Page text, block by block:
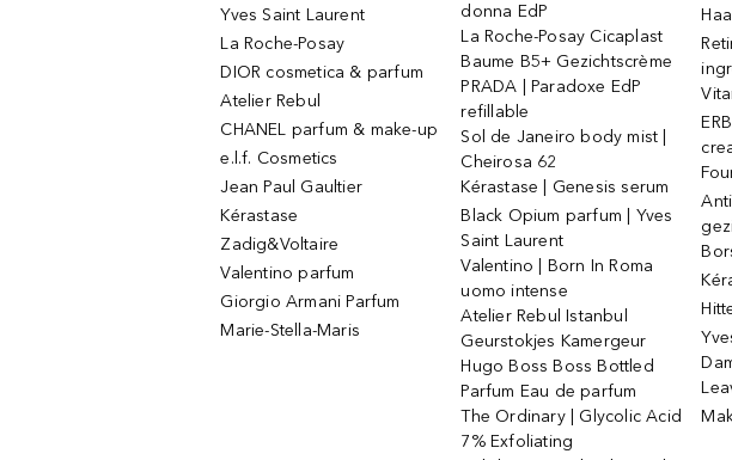
Yves Saint Laurent
La Roche-Posay
DIOR cosmetica & parfum
Atelier Rebul
CHANEL parfum & make-up
e.l.f. Cosmetics
Jean Paul Gaultier
Kérastase
Zadig&Voltaire
Valentino parfum
Giorgio Armani Parfum
Marie-Stella-Maris
donna EdP
La Roche-Posay Cicaplast
Baume B5+ Gezichtscrème
PRADA | Paradoxe EdP
refillable
Sol de Janeiro body mist |
Cheirosa 62
Kérastase | Genesis serum
Black Opium parfum | Yves
Saint Laurent
Valentino | Born In Roma
uomo intense
Atelier Rebul Istanbul
Geurstokjes Kamergeur
Hugo Boss Boss Bottled
Parfum Eau de parfum
The Ordinary | Glycolic Acid
7% Exfoliating